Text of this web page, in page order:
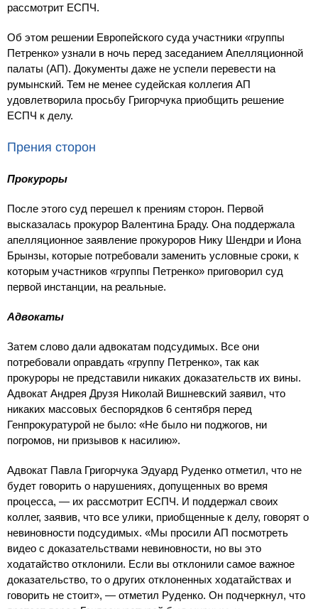
рассмотрит ЕСПЧ.
Об этом решении Европейского суда участники «группы
Петренко» узнали в ночь перед заседанием Апелляционной
палаты (АП). Документы даже не успели перевести на
румынский. Тем не менее судейская коллегия АП
удовлетворила просьбу Григорчука приобщить решение
ЕСПЧ к делу.
Прения сторон
Прокуроры
После этого суд перешел к прениям сторон. Первой
высказалась прокурор Валентина Браду. Она поддержала
апелляционное заявление прокуроров Нику Шендри и Иона
Брынзы, которые потребовали заменить условные сроки, к
которым участников «группы Петренко» приговорил суд
первой инстанции, на реальные.
Адвокаты
Затем слово дали адвокатам подсудимых. Все они
потребовали оправдать «группу Петренко», так как
прокуроры не представили никаких доказательств их вины.
Адвокат Андрея Друзя Николай Вишневский заявил, что
никаких массовых беспорядков 6 сентября перед
Генпрокуратурой не было: «Не было ни поджогов, ни
погромов, ни призывов к насилию».
Адвокат Павла Григорчука Эдуард Руденко отметил, что не
будет говорить о нарушениях, допущенных во время
процесса, — их рассмотрит ЕСПЧ. И поддержал своих
коллег, заявив, что все улики, приобщенные к делу, говорят о
невиновности подсудимых. «Мы просили АП посмотреть
видео с доказательствами невиновности, но вы это
ходатайство отклонили. Если вы отклонили самое важное
доказательство, то о других отклоненных ходатайствах и
говорить не стоит», — отметил Руденко. Он подчеркнул, что